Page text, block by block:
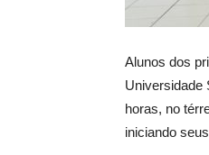
Alunos dos
Universidade
horas, no
iniciando